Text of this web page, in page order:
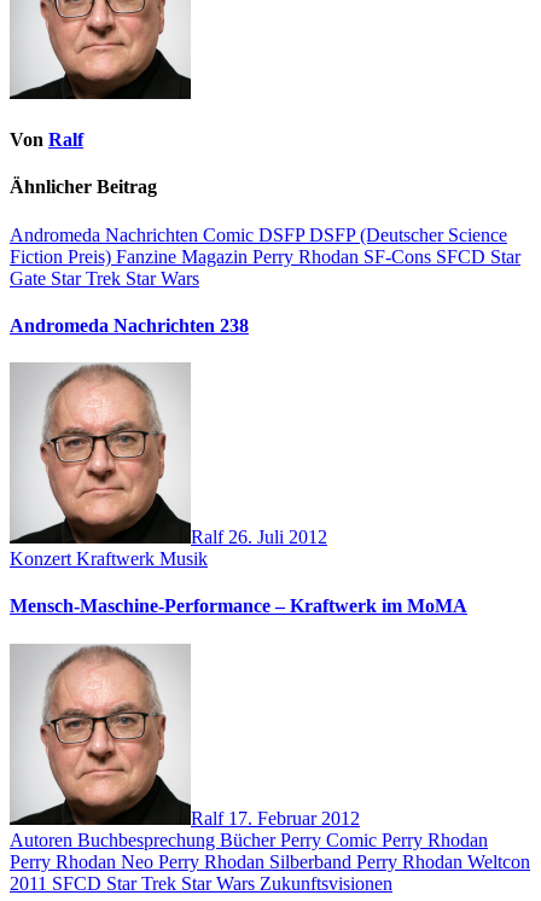
Von Ralf
Ähnlicher Beitrag
Andromeda Nachrichten Comic DSFPDSFP (Deutscher Science
Fiction Preis) Fanzine Magazin Perry Rhodan SF-Cons SFCD Star
Gate Star Trek Star Wars
Andromeda Nachrichten 238
Ralf 26. Juli 2012
Konzert Kraftwerk Musik
Mensch-Maschine-Performance – Kraftwerk im MoMA
Ralf 17. Februar 2012
Autoren Buchbesprechung BücherPerry Comic Perry Rhodan
Perry Rhodan Neo Perry Rhodan Silberband Perry Rhodan Weltcon
2011 SFCD Star Trek Star Wars Zukunftsvisionen